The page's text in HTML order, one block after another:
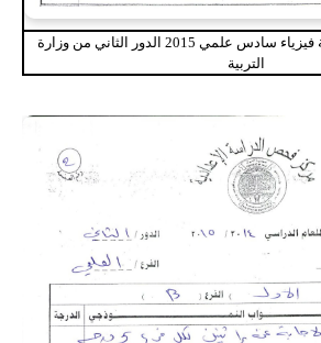
الاجوبة النموذجية اسئلة فيزياء سادس علمي 2015 الدور الثاني من وزارة
التربية